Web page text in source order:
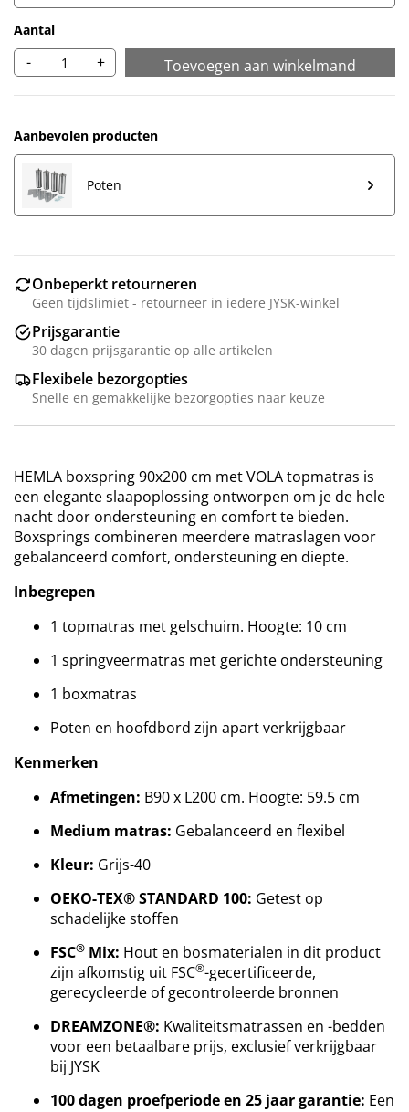
Aantal
- + Toevoegen aan winkelmand
Aanbevolen producten
Poten
Onbeperkt retourneren
Geen tijdslimiet - retourneer in iedere JYSK-winkel
Prijsgarantie
30 dagen prijsgarantie op alle artikelen
Flexibele bezorgopties
Snelle en gemakkelijke bezorgopties naar keuze
HEMLA boxspring 90x200 cm met VOLA topmatras is
een elegante slaapoplossing ontworpen om je de hele
nacht door ondersteuning en comfort te bieden.
Boxsprings combineren meerdere matraslagen voor
gebalanceerd comfort, ondersteuning en diepte.
Inbegrepen
1 topmatras met gelschuim. Hoogte: 10 cm
1 springveermatras met gerichte ondersteuning
1 boxmatras
Poten en hoofdbord zijn apart verkrijgbaar
Kenmerken
Afmetingen: B90 x L200 cm. Hoogte: 59.5 cm
Medium matras: Gebalanceerd en flexibel
Kleur: Grijs-40
OEKO-TEX® STANDARD 100: Getest op
schadelijke stoffen
FSC® Mix: Hout en bosmaterialen in dit product
zijn afkomstig uit FSC®-gecertificeerde,
gerecycleerde of gecontroleerde bronnen
DREAMZONE®: Kwaliteitsmatrassen en -bedden
voor een betaalbare prijs, exclusief verkrijgbaar
bij JYSK
100 dagen proefperiode en 25 jaar garantie: Een